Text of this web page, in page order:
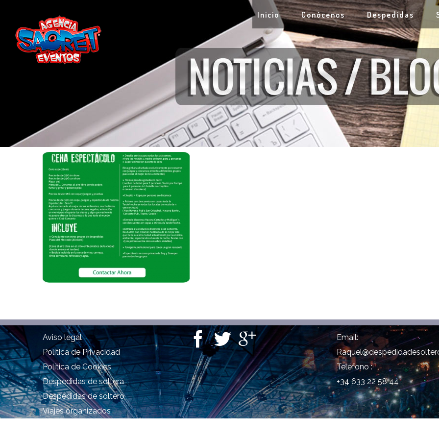
Inicio Conócenos Despedidas
Aviso legal
Política de Privacidad
Política de Cookies
Despedidas de soltera
Despedidas de soltero
Viajes organizados
Email:
Teléfono :
+34 633 22 58 44